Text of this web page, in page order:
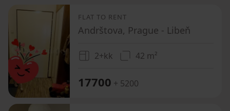
FLAT TO RENT
Andrštova, Prague - Libeň
2+kk 42 m²
17700 + 5200